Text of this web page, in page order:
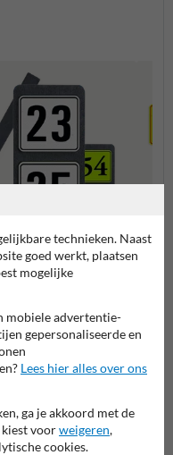
met twee
en bordjes
technieken. Naast
goed werkt, plaatsen
mogelijke
mobiele advertentie-
gepersonaliseerde en
Lees hier alles over ons
ga je akkoord met de
kiest voorweigeren,
cookies.